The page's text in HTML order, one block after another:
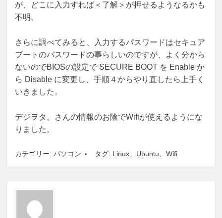
が、どこに入力すれば＜了解＞が押せるようなるかも
不明。
さらに調べてみると、入力するパスワードはセキュア
ブートのパスワードの事らしいのですが、よく分から
ないのでBIOSの設定で SECURE BOOT を Enable か
ら Disable に変更し、手順４からやり直したら上手く
いきました。
デジヲタ。さんの情報のお陰でWifiが使えるようにな
りました。
カテゴリー: パソコン タグ: Linux Ubuntu Wifi